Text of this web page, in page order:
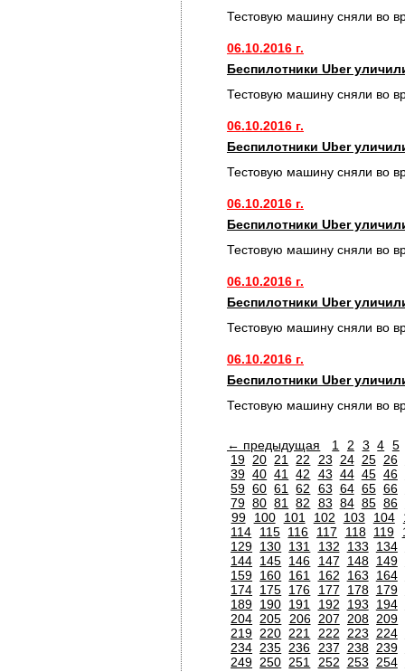
Тестовую машину сняли во
06.10.2016 г.
Беспилотники Uber
Тестовую машину сняли во
06.10.2016 г.
Беспилотники Uber
Тестовую машину сняли во
06.10.2016 г.
Беспилотники Uber
Тестовую машину сняли во
06.10.2016 г.
Беспилотники Uber
Тестовую машину сняли во
06.10.2016 г.
Беспилотники Uber
Тестовую машину сняли во
← предыдущая 1 2 3 4 5
19 20 21 22 23 24 25 26
39 40 41 42 43 44 45 46
59 60 61 62 63 64 65 66
79 80 81 82 83 84 85 86
99
100 101 102 103 104
114
115 116 117 118 119
129 130 131 132 133 134
144 145 146 147 148 149
159 160 161 162 163 164
174 175 176 177 178 179
189 190 191 192 193 194
204 205 206 207 208 209
219 220 221 222 223 224
234 235 236 237 238 239
249 250 251 252 253 254